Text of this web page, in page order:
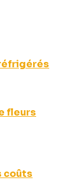
fleurs
coûts